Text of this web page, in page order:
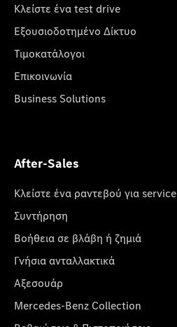
Κλείστε ένα test drive
Εξουσιοδοτημένο Δίκτυο
Τιμοκατάλογοι
Επικοινωνία
Business Solutions
After-Sales
Κλείστε ένα ραντεβού για service
Συντήρηση
Βοήθεια σε βλάβη ή ζημιά
Γνήσια ανταλλακτικά
Αξεσουάρ
Mercedes-Benz Collection